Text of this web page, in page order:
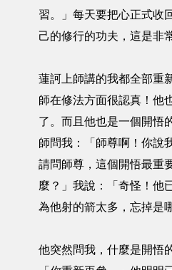
習。」每天要把心正式收
己的修行的功夫，這是非
蓮訶上師講的我都全部重
師在修法方面很認真！他
了。而且他也是一個開悟
師問我：「師尊啊！你說
請問師尊，這個開悟最重
麼？」我說：「奇怪！他
為他射的箭太多，忘掉是
他突然問我，什麼是開悟